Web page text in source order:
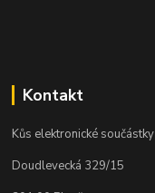
Kontakt
Kůs elektronické součástky
Doudlevecká 329/15